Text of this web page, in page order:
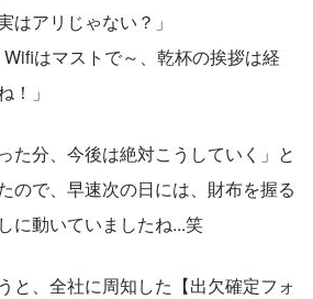
はアリじゃない？」
Wifiはマストで～、乾杯の挨拶は経
！」
た分、今後は絶対こうしていく」と
ので、早速次の日には、財布を握る
に動いていましたね...笑
と、全社に周知した【出欠確定フォ